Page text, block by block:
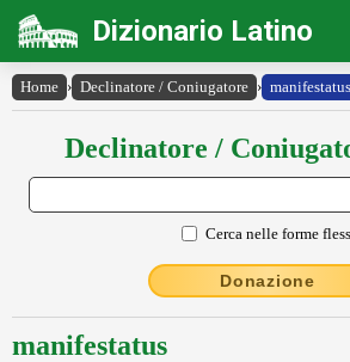
Dizionario Latino
Home › Declinatore / Coniugatore › manifestatus
Declinatore /
Cerca nelle forme
Donazione
manifestatus